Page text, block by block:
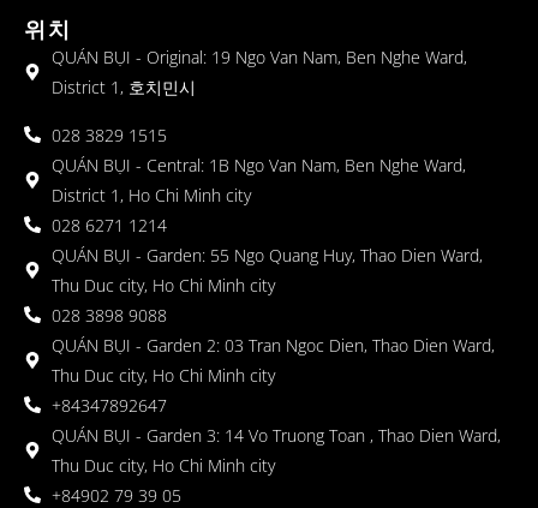
위치
QUÁN BỤI - Original: 19 Ngo Van Nam, Ben Nghe Ward,
District 1, 호치민시
028 3829 1515
QUÁN BỤI - Central: 1B Ngo Van Nam, Ben Nghe Ward,
District 1, Ho Chi Minh city
028 6271 1214
QUÁN BỤI - Garden: 55 Ngo Quang Huy, Thao Dien Ward,
Thu Duc city, Ho Chi Minh city
028 3898 9088
QUÁN BỤI - Garden 2: 03 Tran Ngoc Dien, Thao Dien Ward,
Thu Duc city, Ho Chi Minh city
+84347892647
QUÁN BỤI - Garden 3: 14 Vo Truong Toan , Thao Dien Ward,
Thu Duc city, Ho Chi Minh city
+84902 79 39 05